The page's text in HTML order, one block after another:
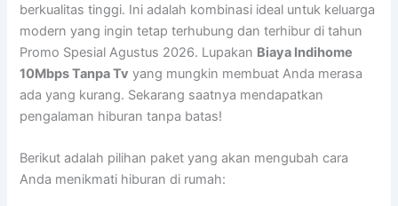
berkualitas tinggi. Ini adalah kombinasi ideal untuk keluarga
modern yang ingin tetap terhubung dan terhibur di tahun
Promo Spesial Agustus 2026. Lupakan Biaya Indihome
10Mbps Tanpa Tv yang mungkin membuat Anda merasa
ada yang kurang. Sekarang saatnya mendapatkan
pengalaman hiburan tanpa batas!
Berikut adalah pilihan paket yang akan mengubah cara
Anda menikmati hiburan di rumah: